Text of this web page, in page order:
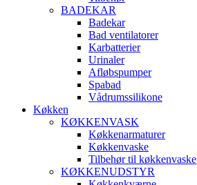
BADEKAR
Badekar
Bad ventilatorer
Karbatterier
Urinaler
Afløbspumper
Spabad
Vådrumssilikone
Køkken
KØKKENVASK
Køkkenarmaturer
Køkkenvaske
Tilbehør til køkkenvaske
KØKKENUDSTYR